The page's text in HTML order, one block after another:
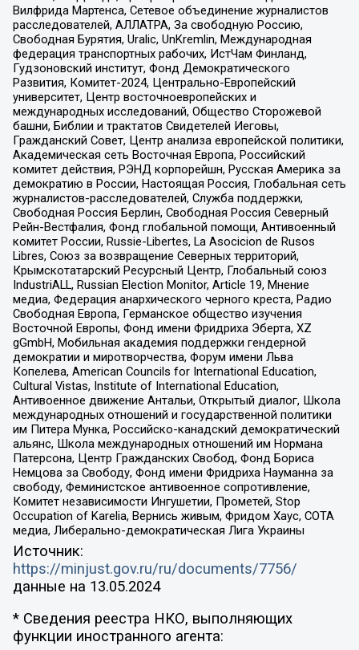
Вилфрида Мартенса, Сетевое объединение журналистов
расследователей, АЛЛАТРА, За свободную Россию,
Свободная Бурятия, Uralic, UnKremlin, Международная
федерация транспортных рабочих, ИстЧам Финланд,
Гудзоновский институт, Фонд Демократического
Развития, Комитет-2024, Центрально-Европейский
университет, Центр восточноевропейских и
международных исследований, Общество Сторожевой
башни, Библии и трактатов Свидетелей Иеговы,
Гражданский Совет, Центр анализа европейской политики,
Академическая сеть Восточная Европа, Российский
комитет действия, РЭНД корпорейшн, Русская Америка за
демократию в России, Настоящая Россия, Глобальная сеть
журналистов-расследователей, Служба поддержки,
Свободная Россия Берлин, Свободная Россия Северный
Рейн-Вестфалия, Фонд глобальной помощи, Антивоенный
комитет России, Russie-Libertes, La Asocicion de Rusos
Libres, Союз за возвращение Северных территорий,
Крымскотатарский Ресурсный Центр, Глобальный союз
IndustriALL, Russian Election Monitor, Article 19, Мнение
медиа, Федерация анархического черного креста, Радио
Свободная Европа, Германское общество изучения
Восточной Европы, Фонд имени Фридриха Эберта, XZ
gGmbH, Мобильная академия поддержки гендерной
демократии и миротворчества, Форум имени Льва
Копелева, American Councils for International Education,
Cultural Vistas, Institute of International Education,
Антивоенное движение Антальи, Открытый диалог, Школа
международных отношений и государственной политики
им Питера Мунка, Российско-канадский демократический
альянс, Школа международных отношений им Нормана
Патерсона, Центр Гражданских Свобод, Фонд Бориса
Немцова за Свободу, Фонд имени Фридриха Науманна за
свободу, Феминистское антивоенное сопротивление,
Комитет независимости Ингушетии, Прометей, Stop
Occupation of Karelia, Вернись живым, Фридом Хаус, СОТА
медиа, Либерально-демократическая Лига Украины
Источник:
https://minjust.gov.ru/ru/documents/7756/
данные на 13.05.2024
* Сведения реестра НКО, выполняющих
функции иностранного агента: